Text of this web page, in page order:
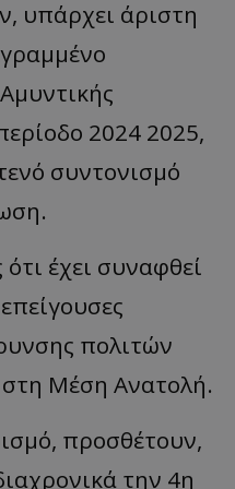
υπάρχει άριστη
2024 2025,
συντονισμό
έχει συναφθεί
πολιτών
Μέση Ανατολή.
προσθέτουν,
την 4η
Microsoft Corporation
.youtube.com